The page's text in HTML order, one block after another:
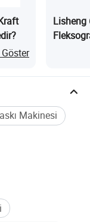
Lisheng
Makinesi